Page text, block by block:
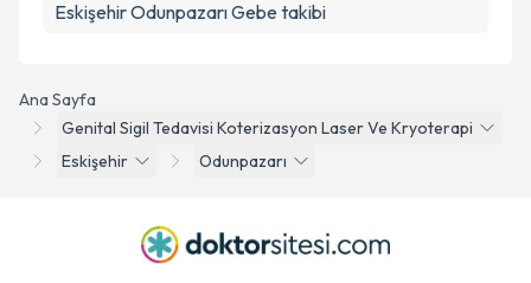
Ana Sayfa
Genital Sigil Tedavisi Koterizasyon Laser Ve Kryoterapi
Eskişehir
Odunpazarı
Eskişehir Odunpazarı Gebe takibi